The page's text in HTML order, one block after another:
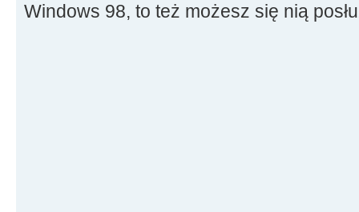
Windows 98, to też możesz się nią